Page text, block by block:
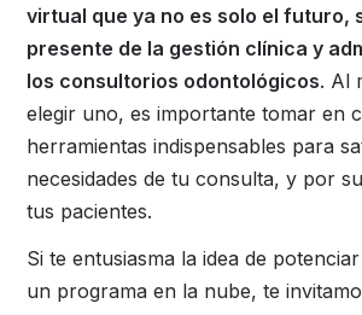
virtual que ya no es solo el futuro,
presente de la gestión clínica y
los consultorios odontológicos. Al
elegir uno, es importante tomar en
herramientas indispensables para
necesidades de tu consulta, y por
tus pacientes.
Si te entusiasma la idea de
un programa en la nube, te